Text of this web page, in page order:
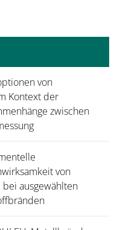
von
Kontext der
zwischen
von
ausgewählten